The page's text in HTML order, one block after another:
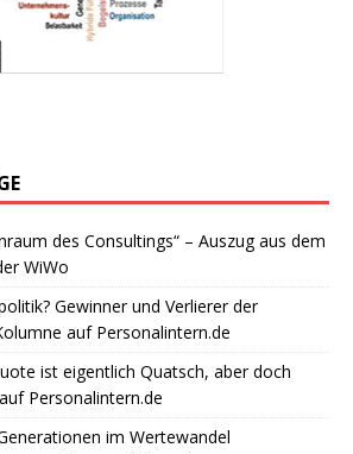
des Consultings“ – Auszug aus dem
WiWo
Gewinner und Verlierer der
auf Personalintern.de
ist eigentlich Quatsch, aber doch
Personalintern.de
im Wertewandel